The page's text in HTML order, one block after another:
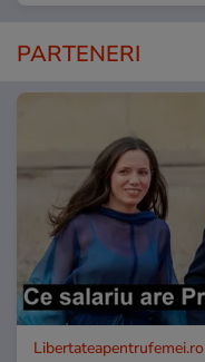
PARTENERI
Libertateapentrufemei.ro